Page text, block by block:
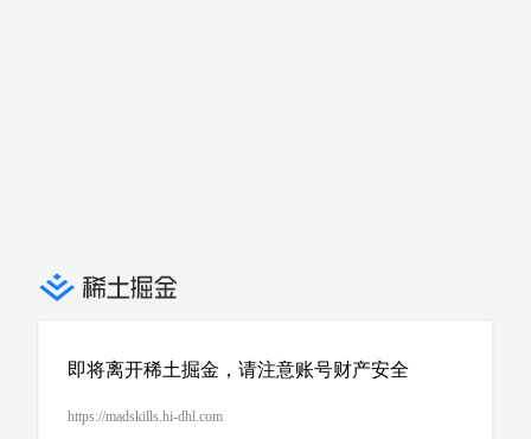
即将离开稀土掘金，请注意账号财产安全
https://madskills.hi-dhl.com